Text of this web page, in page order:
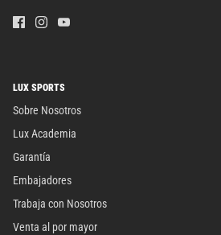
LUX SPORTS
Sobre Nosotros
Lux Academia
Garantía
Embajadores
Trabaja con Nosotros
Venta al por mayor